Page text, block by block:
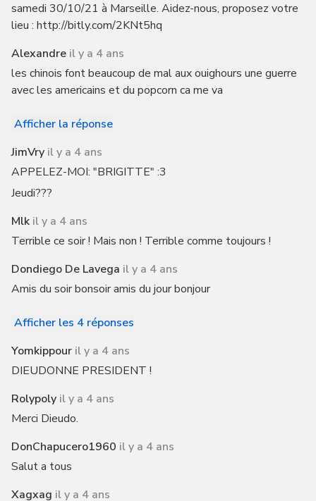
samedi 30/10/21 à Marseille. Aidez-nous, proposez votre
lieu : http://bitly.com/2KNt5hq
Alexandre il y a 4 ans
les chinois font beaucoup de mal aux ouighours une guerre
avec les americains et du popcorn ca me va
Afficher la réponse
JimVry il y a 4 ans
APPELEZ-MOI: "BRIGITTE" :3
Jeudi???
Mlk il y a 4 ans
Terrible ce soir ! Mais non ! Terrible comme toujours !
Dondiego De Lavega il y a 4 ans
Amis du soir bonsoir amis du jour bonjour
Afficher les 4 réponses
Yomkippour il y a 4 ans
DIEUDONNE PRESIDENT !
Rolypoly il y a 4 ans
Merci Dieudo.
DonChapucero1960 il y a 4 ans
Salut a tous
Xagxag il y a 4 ans